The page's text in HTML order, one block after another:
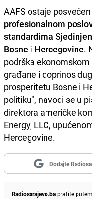
AAFS ostaje
profesionalnom
standardima
Bosne i Hercegovine.
podrška
građane i doprinos
prosperitetu Bosne i
politiku", navodi se u
direktora američke
Energy, LLC,
Hercegovine.
Dodajte
Radiosarajevo.bapratite